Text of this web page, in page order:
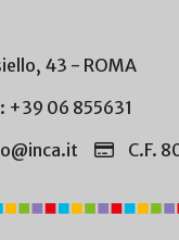
43 - ROMA
+39 06 855631
C.F.